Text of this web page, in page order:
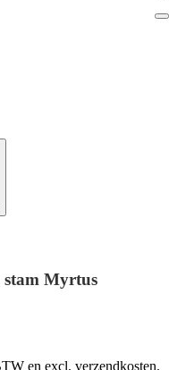
Myrtus
en excl. verzendkosten.